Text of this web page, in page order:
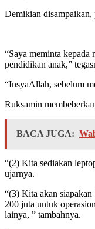
Demikian disampaikan,
“Saya meminta
pendidikan anak,”
“InsyaAllah, sebelum
Ruksamin
BACA JUGA:
“(2) Kita sediakan
ujarnya.
“(3) Kita akan siapakan
200 juta untuk
lainya, ” tambahnya.